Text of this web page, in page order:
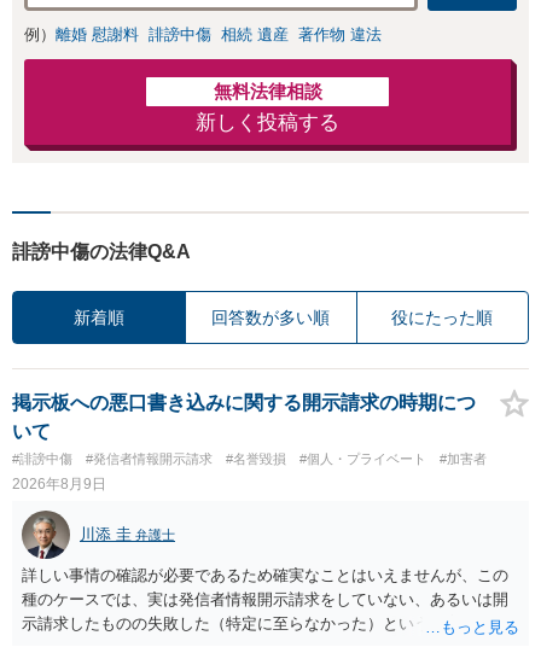
きの対処法、被害
者との示談交渉
例） 離婚 慰謝料 誹謗中傷 相続 遺産 著作物 違法
無料法律相談
新しく投稿する
誹謗中傷の法律Q&A
新着順 回答数が多い順 役にたった順
掲示板への悪口書き込みに関する開示請求の時期につ
いて
#誹謗中傷 #発信者情報開示請求 #名誉毀損 #個人・プライベート #加害者
2026年8月9日
川添 圭 弁護士
詳しい事情の確認が必要であるため確実なことはいえませんが、この
種のケースでは、実は発信者情報開示請求をしていない、あるいは開
示請求したものの失敗した（特定に至らなかった）という事案が比較